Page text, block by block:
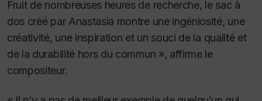
Fruit de nombreuses heures de recherche, le sac à
dos créé par Anastasia montre une ingéniosité, une
créativité, une inspiration et un souci de la qualité et
de la durabilité hors du commun », affirme le
compositeur.